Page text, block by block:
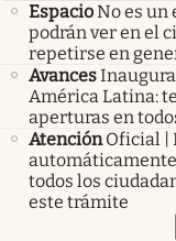
EspacioNo es un
podrán ver en el
repetirse en
Avances
América Latina:
aperturas en
Atención Oficial |
automáticamente
todos los
este trámite